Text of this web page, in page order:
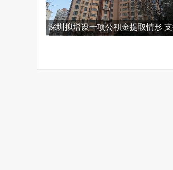
深圳拟增设一项公积金提取情形